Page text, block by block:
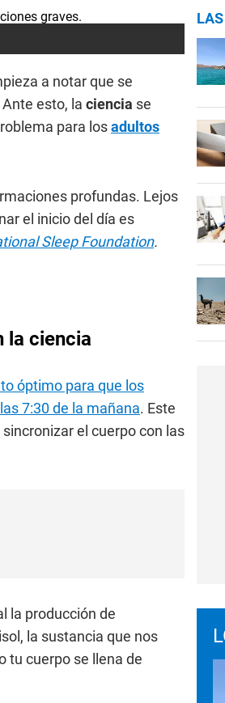
a notar que se
esto, la ciencia se
para losadultos
profundas. Lejos
el inicio del día es
Sleep Foundation.
la ciencia
óptimo para que los
7:30 de la mañana. Este
el cuerpo con las
la producción de
la sustancia que nos
tu cuerpo se llena de